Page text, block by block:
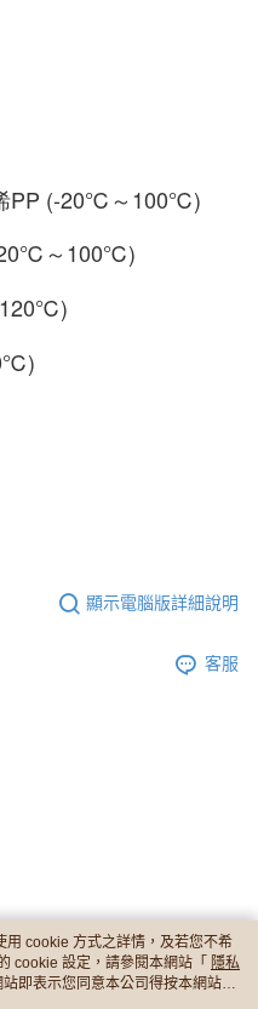
PP (-20℃～100℃)
20℃～100℃)
顯示電腦版詳細說明
客服
cookie 方式之詳情，及若您不希
cookie 設定，請參閱本網站「 隱私
即表示您同意本公司得按本網站使